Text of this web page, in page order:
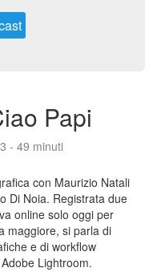
Papi
- 49 minuti
con Maurizio Natali
Di Noia. Registrata due
online solo oggi per
maggiore, si parla di
e di workflow
Lightroom.